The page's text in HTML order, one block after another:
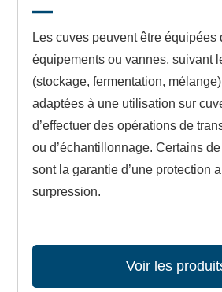
Les cuves peuvent être équipées
équipements ou vannes, suivant
(stockage, fermentation,
adaptées à une utilisation sur
d’effectuer des opérations de
ou d’échantillonnage. Certains
sont la garantie d’une protection
surpression.
Voir les